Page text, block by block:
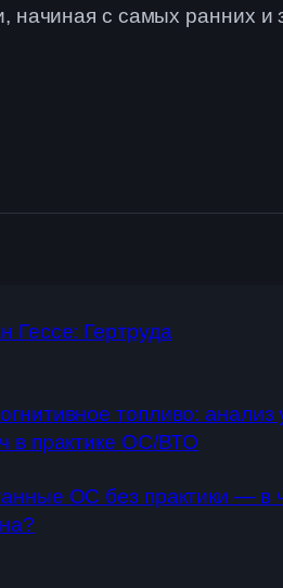
начиная с самых ранних
Гессе: Гертруда
топливо: анализ
в практике ОС/ВТО
ОС без практики — в